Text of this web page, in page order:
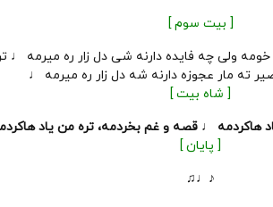
[ بیت سوم ]
خومه ولی چه فایده دارنه شی دل زار ره میرمه ♩
ته مار عجوزه دارنه شه دل زار ره میرمه ♩
[ شاه بیت ]
هاکردمه ♩ قصه و غم بخردمه، تره من یاد
[ پایان ]
♪♩♫